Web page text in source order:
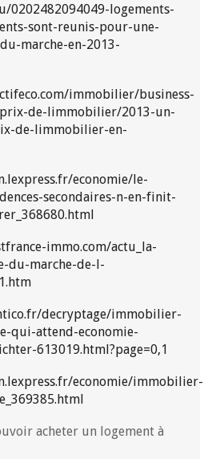
logements-
sont-reunis-pour-une-
marche-en-2013-
immobilier/business-
de-limmobilier/2013-un-
de-limmobilier-en-
economie/le-
secondaires-n-en-finit-
immo.com/actu_la-
du-marche-de-l-
decryptage/immobilier-
qui-attend-economie-
613019.html?page=0,1
economie/immobilier-
acheter un logement à